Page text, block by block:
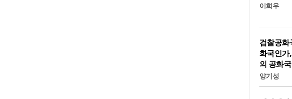
이희우
검찰공
화국인가
의 공화
양기성